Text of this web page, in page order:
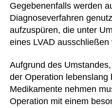
Gegebenenfalls werden
Diagnoseverfahren
aufzuspüren, die unter
eines LVAD ausschließen
Aufgrund des
der Operation lebenslang
Medikamente nehmen
Operation mit einem